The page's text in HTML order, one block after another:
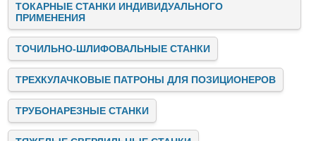
ТОКАРНЫЕ СТАНКИ ИНДИВИДУАЛЬНОГО
ПРИМЕНЕНИЯ
ТОЧИЛЬНО-ШЛИФОВАЛЬНЫЕ СТАНКИ
ТРЕХКУЛАЧКОВЫЕ ПАТРОНЫ ДЛЯ ПОЗИЦИОНЕРОВ
ТРУБОНАРЕЗНЫЕ СТАНКИ